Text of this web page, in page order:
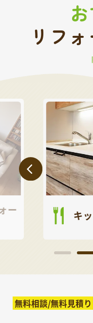
リフ
ー キ
無料相談/無料見積り